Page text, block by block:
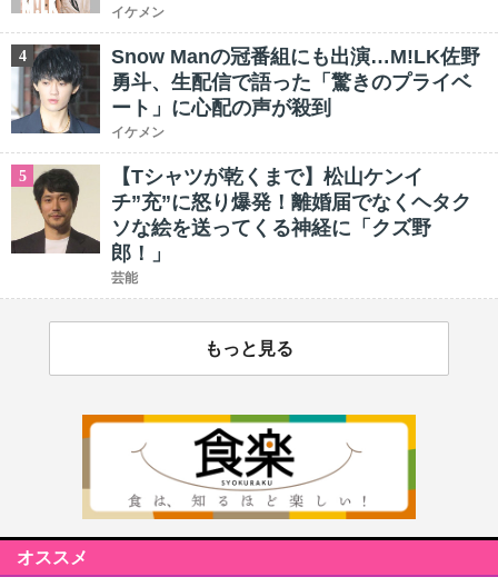
イケメン
4
Snow Manの冠番組にも出演…M!LK佐野
勇斗、生配信で語った「驚きのプライベ
ート」に心配の声が殺到
イケメン
5
【Tシャツが乾くまで】松山ケンイ
チ”充”に怒り爆発！離婚届でなくヘタク
ソな絵を送ってくる神経に「クズ野
郎！」
芸能
もっと見る
オススメ